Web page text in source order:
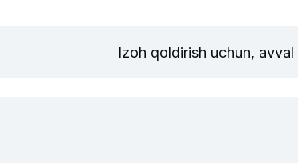
Izoh qoldirish uchun, avval